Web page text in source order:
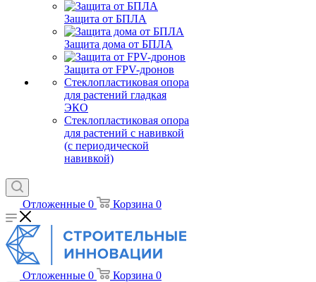
Защита от БПЛА
Защита дома от БПЛА
Защита от FPV-дронов
Стеклопластиковая опора
для растений гладкая
ЭКО
Стеклопластиковая опора
для растений с навивкой
(с периодической
навивкой)
Отложенные 0 Корзина 0
Отложенные 0 Корзина 0